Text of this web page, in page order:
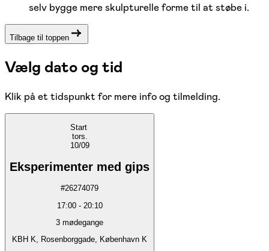
selv bygge mere skulpturelle forme til at støbe i.
Tilbage til toppen
Vælg dato og tid
Klik på et tidspunkt for mere info og tilmelding.
Start
tors.
10/09
Eksperimenter med gips
#26274079
17:00- 20:10
3 mødegange
KBH K, Rosenborggade, København K